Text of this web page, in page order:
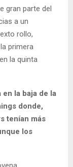
gran parte del
a un
rollo,
primera
la quinta
la baja de la
donde,
tenían más
los